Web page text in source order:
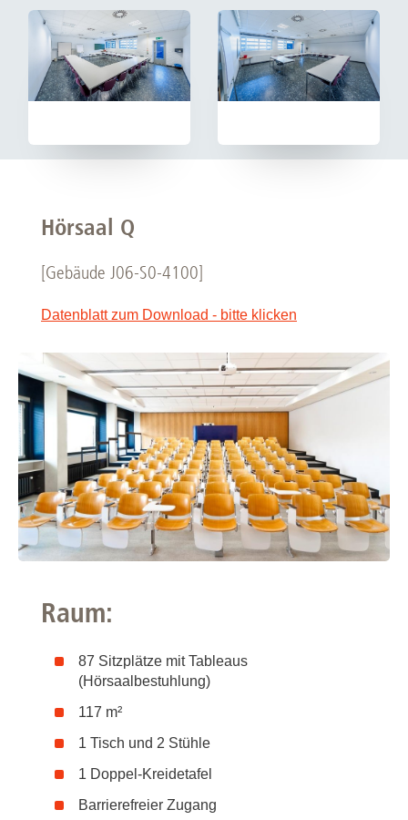
Hörsaal Q
[Gebäude J06-S0-4100]
Datenblatt zum Download - bitte klicken
Raum:
87 Sitzplätze mit Tableaus
(Hörsaalbestuhlung)
117 m²
1 Tisch und 2 Stühle
1 Doppel-Kreidetafel
Barrierefreier Zugang